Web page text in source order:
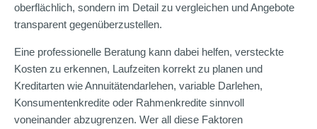
oberflächlich, sondern im Detail zu vergleichen und Angebote
transparent gegenüberzustellen.
Eine professionelle Beratung kann dabei helfen, versteckte
Kosten zu erkennen, Laufzeiten korrekt zu planen und
Kreditarten wie Annuitätendarlehen, variable Darlehen,
Konsumentenkredite oder Rahmenkredite sinnvoll
voneinander abzugrenzen. Wer all diese Faktoren